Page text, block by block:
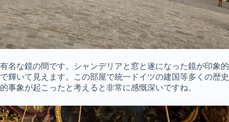
有名な鏡の間です。シャンデリアと窓と遂になった鏡が印象的
で輝いて見えます。この部屋で統一ドイツの建国等多くの歴史
的事象が起こったと考えると非常に感慨深いですね。